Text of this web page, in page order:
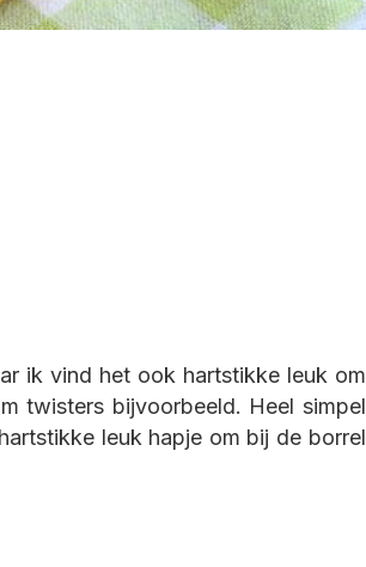
ik vind het ook hartstikke leuk om
twisters bijvoorbeeld. Heel simpel
leuk hapje om bij de borrel